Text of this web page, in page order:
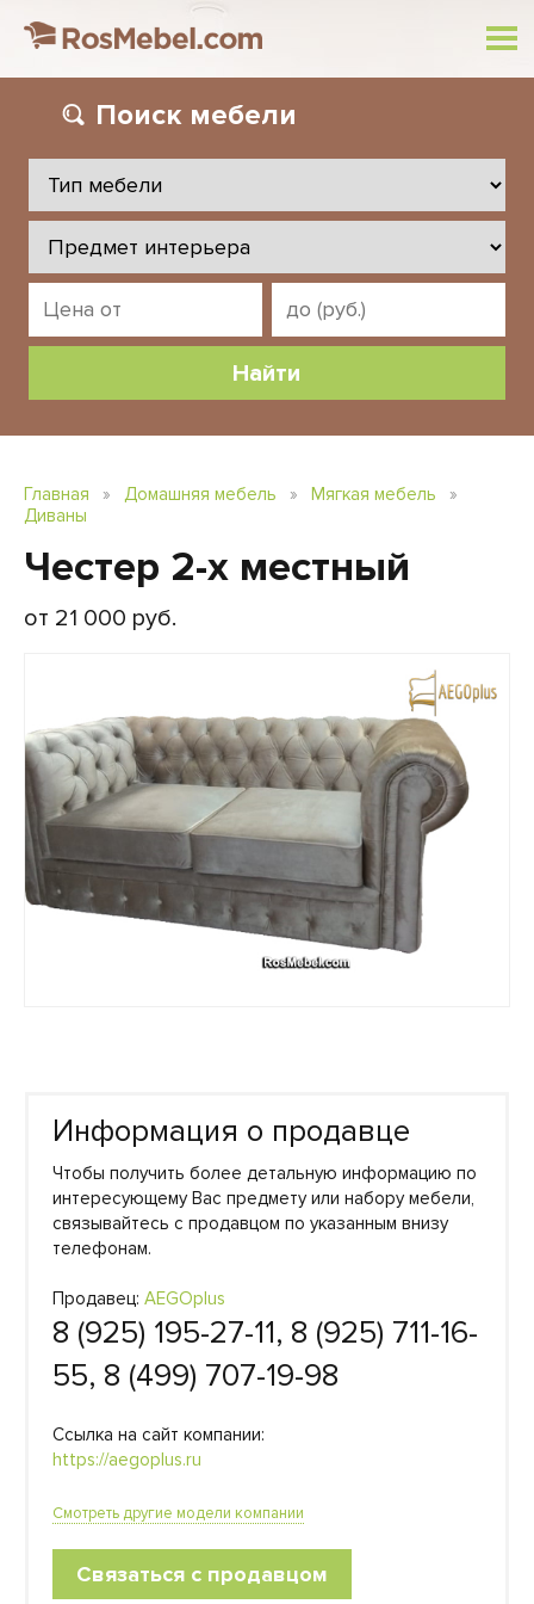
Поиск мебели
Главная » Домашняя мебель » Мягкая мебель
»
Диваны
Честер 2-х местный
от 21 000 руб.
Информация о продавце
Чтобы получить более детальную информацию по
интересующему Вас предмету или набору мебели,
связывайтесь с продавцом по указанным внизу
телефонам.
Продавец: AEGOplus
8 (925) 195-27-11, 8 (925) 711-16-
55, 8 (499) 707-19-98
Ссылка на сайт компании:
https://aegoplus.ru
Смотреть другие модели компании
Связаться с продавцом